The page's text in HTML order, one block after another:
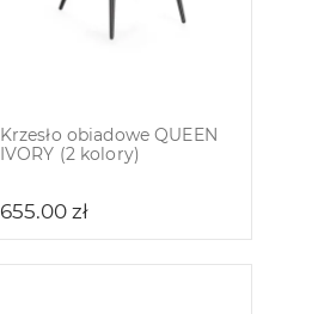
Krzesło obiadowe QUEEN
IVORY (2 kolory)
655.00 zł